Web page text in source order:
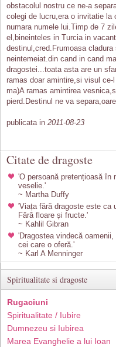
obstacolul nostru ce ne-a
colegi de lucru,era o invitatie la
numara numele lui.Timp de 7
el,bineinteles in Turcia in
destinul,cred.Frumoasa
neintemeiat.din cand in cand
dragostei...toata asta are un
ramas doar amintire,si visul
ma)A ramas amintirea
pierd.Destinul ne va
publicata in 2011-08-23
Citate de dragoste
'O persoană pretențioasă în
veselie.'
~ Martha Duffy
'Viața fără dragoste este ca
Fără floare și fructe.'
~ Kahlil Gibran
'Dragostea vindecă
cei care o oferă.'
~ Karl A Menninger
Spiritualitate si dragoste
Rugaciuni
Spiritualitate / Iubire
Dumnezeu si Iubirea
Marea Evanghelie a lui Ioan